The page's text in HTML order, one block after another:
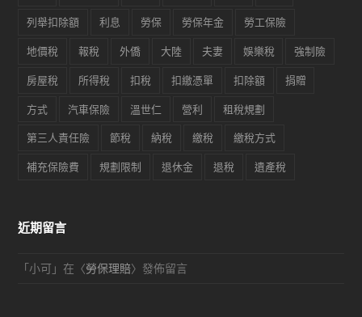
列舉扣除額 利息 勞保 勞保年金 勞工保險
地價稅 報稅 外僑 大陸 夫妻 娛樂稅 強制險
房屋稅 所得稅 扣稅 扣繳憑單 扣除額 捐贈
方式 汽車保險 溫世仁 營利 租稅規劃
第三人責任險 節稅 納稅 繳稅 繳稅方式
補充保險費 規劃限制 退休金 退稅 遺產稅
近期留言
「 小可 」在〈勞保理賠〉發佈留言